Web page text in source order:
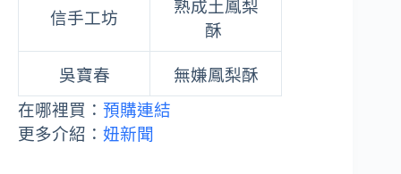
信手工坊
熟成土鳳梨
酥
吳寶春
無嫌鳳梨酥
在哪裡買： 預購連結
更多介紹： 妞新聞